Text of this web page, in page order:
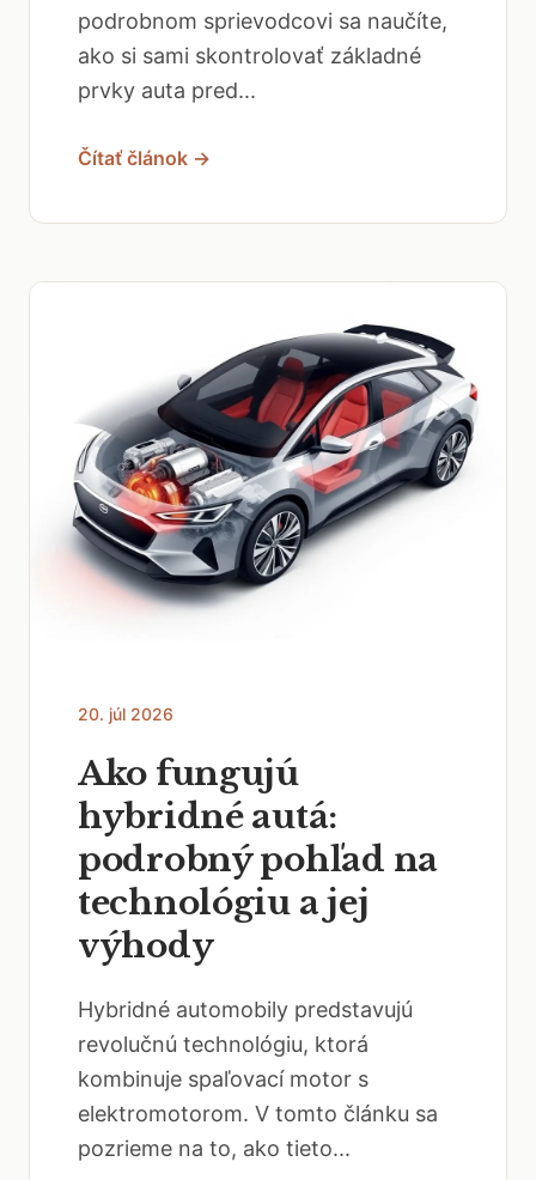
podrobnom sprievodcovi sa naučíte,
ako si sami skontrolovať základné
prvky auta pred...
Čítať článok →
20. júl 2026
Ako fungujú
hybridné autá:
podrobný pohľad na
technológiu a jej
výhody
Hybridné automobily predstavujú
revolučnú technológiu, ktorá
kombinuje spaľovací motor s
elektromotorom. V tomto článku sa
pozrieme na to, ako tieto...